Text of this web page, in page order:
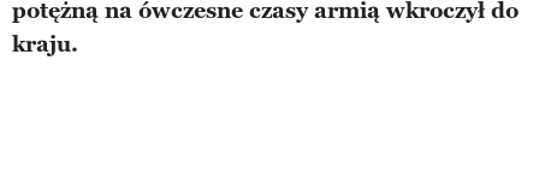
potężną na ówczesne czasy armią wkroczył do
kraju.